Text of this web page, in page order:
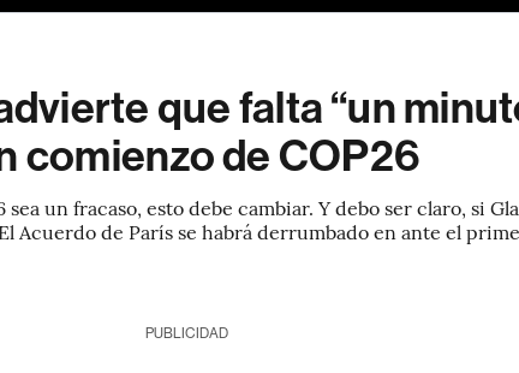
que falta “un
comienzo de COP26
sea un fracaso, esto debe cambiar. Y debo ser claro, si
Acuerdo de París se habrá derrumbado en ante el
PUBLICIDAD